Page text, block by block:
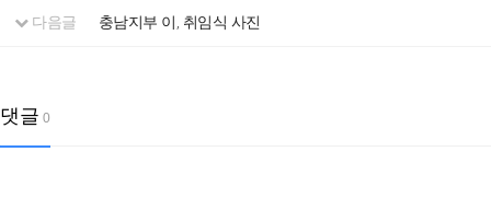
다음글 충남지부 이, 취임식 사진
댓글 0